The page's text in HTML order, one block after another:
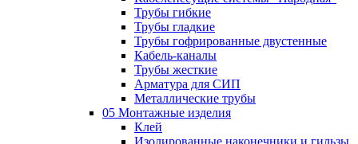
Трубы гибкие
Трубы гладкие
Трубы гофрированные двустенные
Кабель-каналы
Трубы жесткие
Арматура для СИП
Металлические трубы
05 Монтажные изделия
Клей
Изолированные наконечники и гильзы